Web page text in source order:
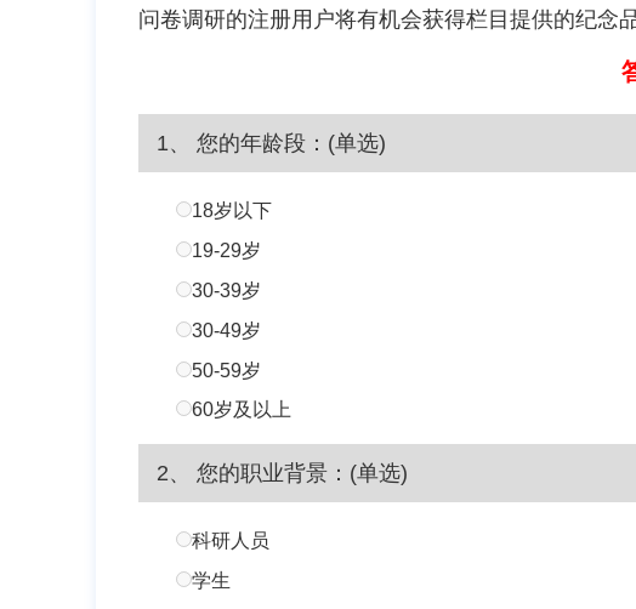
问卷调研的注册用户将有机会获得栏目提供的纪念品
1、 您的年龄段：(单选)
18岁以下
19-29岁
30-39岁
30-49岁
50-59岁
60岁及以上
2、 您的职业背景：(单选)
科研人员
学生